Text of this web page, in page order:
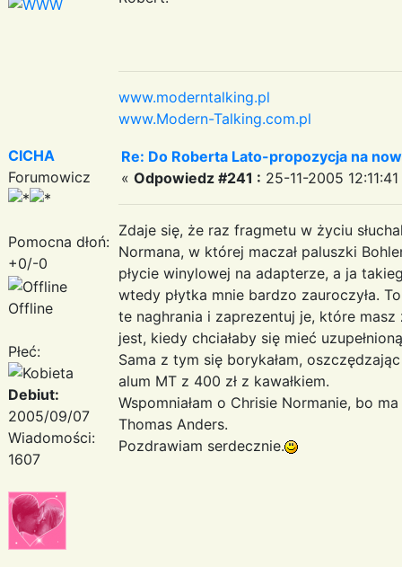
www.moderntalking.pl
www.Modern-Talking.com.pl
CICHA
Forumowicz
Pomocna dłoń:
+0/-0
Offline
Płeć:
Debiut:
2005/09/07
Wiadomości:
1607
Re: Do Roberta Lato-propozycja na
« Odpowiedz #241 : 25-11-2005
Zdaje się, że raz fragmetu w życiu
Normana, w której maczał paluszki
płycie winylowej na adapterze, a ja
wtedy płytka mnie bardzo zauroczyła.
te naghrania i zaprezentuj je, które
jest, kiedy chciałaby się mieć
Sama z tym się borykałam,
alum MT z 400 zł z kawałkiem.
Wspomniałam o Chrisie Normanie, bo
Thomas Anders.
Pozdrawiam serdecznie.